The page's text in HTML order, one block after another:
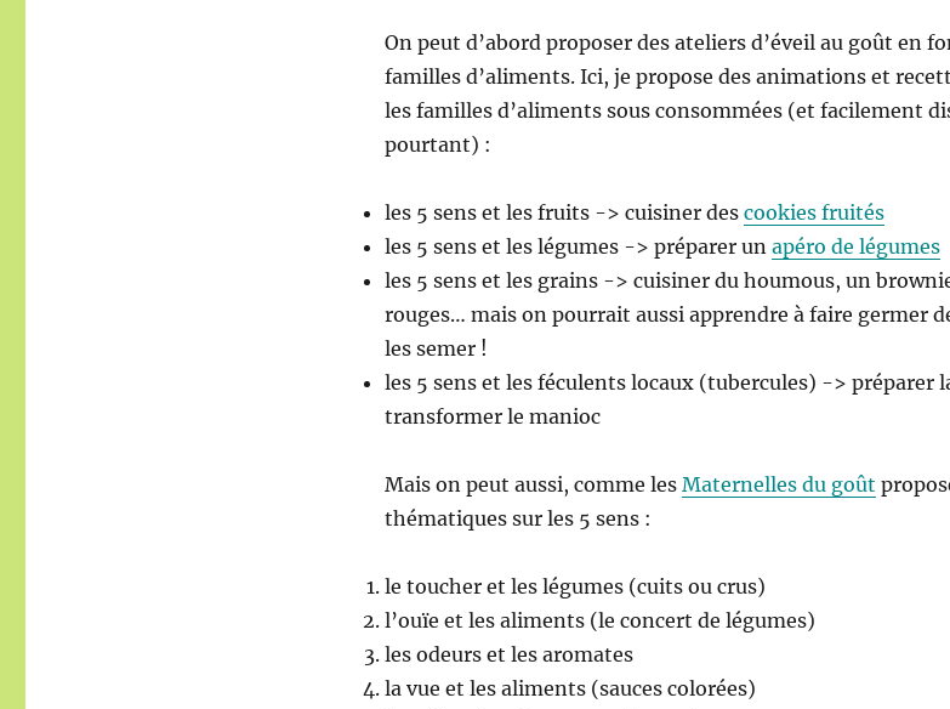
On peut d’abord proposer des ateliers d’éveil au goût en
familles d’aliments. Ici, je propose des animations et
les familles d’aliments sous consommées (et facilement
pourtant) :
les 5 sens et les fruits -> cuisiner des cookies fruités
les 5 sens et les légumes -> préparer un apéro de légumes
les 5 sens et les grains -> cuisiner du houmous, un
rouges… mais on pourrait aussi apprendre à faire germer
les semer !
les 5 sens et les féculents locaux (tubercules) -> préparer
transformer le manioc
Mais on peut aussi, comme les Maternelles du goût
thématiques sur les 5 sens :
le toucher et les légumes (cuits ou crus)
l’ouïe et les aliments (le concert de légumes)
les odeurs et les aromates
la vue et les aliments (sauces colorées)